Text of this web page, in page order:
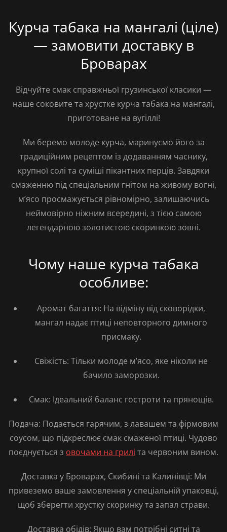
Курча табака на мангалі (ціле)
— замовити доставку в
Броварах
Відчуйте смак справжньої грузинської класики —
наше соковите та хрустке курча табака на мангалі,
приготоване на вугіллі!
Ми беремо молоде курча, маринуємо його за
традиційним рецептом із додаванням часнику,
крупної солі та суміші пікантних перців. Завдяки
смаженню під спеціальним гнітом на живому вогні,
м’ясо просмажується рівномірно, залишаючись
неймовірно ніжним всередині, з тією самою
легендарною золотистою скоринкою зовні.
Чому наше курча табака
особливе:
Аромат багаття: На відміну від сковорідки,
мангал надає птиці неповторного димного
присмаку.
Свіжість: Тільки молоде м’ясо, яке ніколи не
бачило заморозки.
Смак: Ідеальний баланс гостроти та прянощів.
Подача: Подається гарячим, з лавашем та фірмовим
соусом, що підкреслює смак смаженої птиці. Чудово
поєднується з овочами на грилі та червоним вином.
Доставка у Броварах, Скибині та Калинівці: Ми
привеземо ваше замовлення у спеціальній упаковці,
щоб зберегти хрустку скоринку та запал страви.
Доставка обідів: Якщо вам потрібні ситні та